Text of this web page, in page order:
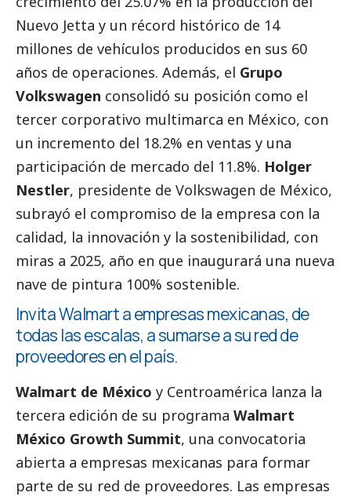
Nuevo Jetta y un récord histórico de 14
millones de vehículos producidos en sus 60
años de operaciones. Además, el Grupo
Volkswagen consolidó su posición como el
tercer corporativo multimarca en México, con
un incremento del 18.2% en ventas y una
participación de mercado del 11.8%. Holger
Nestler, presidente de Volkswagen de México,
subrayó el compromiso de la empresa con la
calidad, la innovación y la sostenibilidad, con
miras a 2025, año en que inaugurará una nueva
nave de pintura 100% sostenible.
Invita Walmart a empresas mexicanas, de
todas las escalas, a sumarse a su red de
proveedores en el país.
Walmart de México y Centroamérica lanza la
tercera edición de su programa Walmart
México Growth Summit, una convocatoria
abierta a empresas mexicanas para formar
parte de su red de proveedores. Las empresas